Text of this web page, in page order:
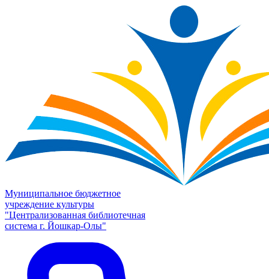
Муниципальное бюджетное
учреждение культуры
"Централизованная библиотечная
система г. Йошкар-Олы"